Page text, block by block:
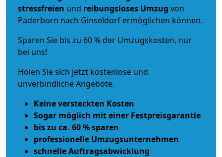
stressfreien und reibungsloses Umzug von
Paderborn nach Ginseldorf ermöglichen können.
Sparen Sie bis zu 60 % der Umzugskosten, nur
bei uns!
Holen Sie sich jetzt kostenlose und
unverbindliche Angebote.
Keine versteckten Kosten
Sogar möglich mit einer Festpreisgarantie
bis zu ca. 60 % sparen
professionelle Umzugsunternehmen
schnelle Auftragsabwicklung